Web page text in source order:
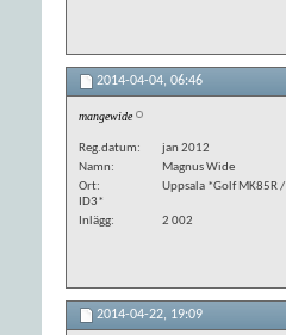
2014-04-04, 06:46
mangewide
Reg.datum
jan 2012
Namn
Magnus Wide
Ort
Uppsala *Golf MK85R /
ID3*
Inlägg
2 002
2014-04-22, 19:09